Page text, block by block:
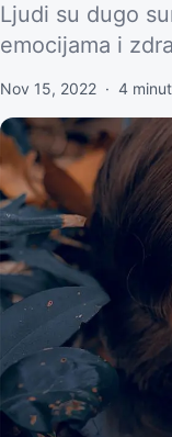
Ljudi su dugo
emocijama i
Nov 15, 2022 · 4